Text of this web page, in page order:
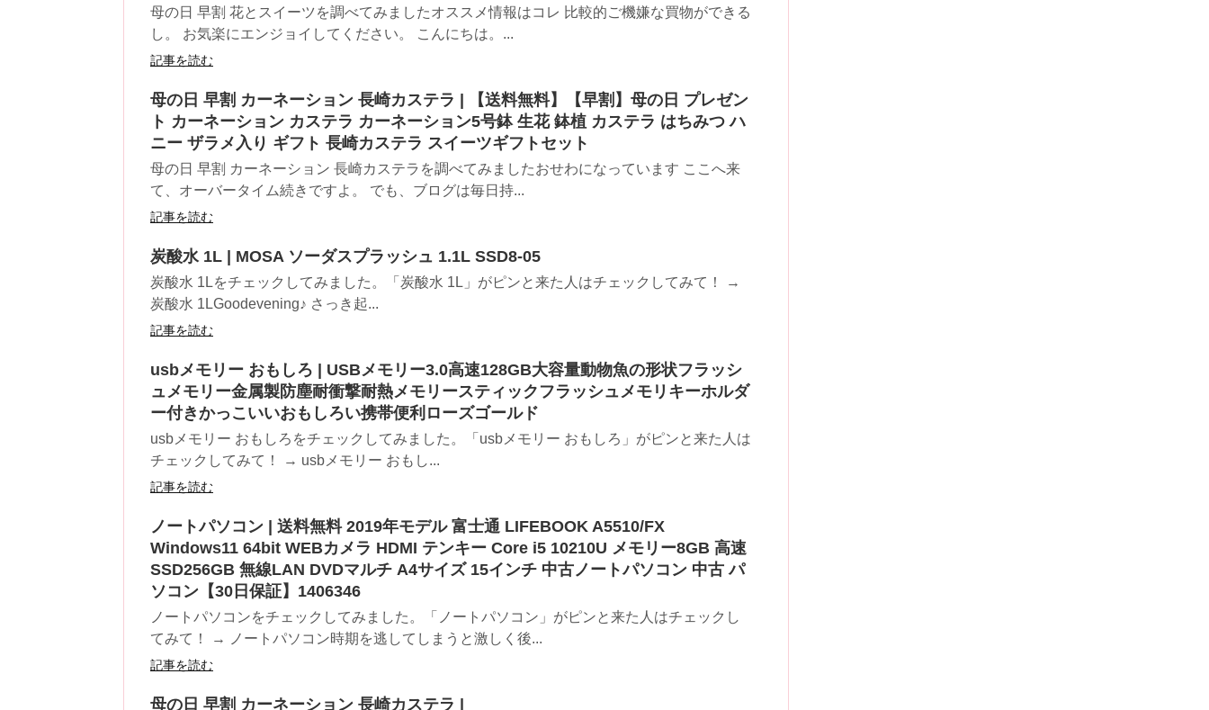
母の日 早割 花とスイーツを調べてみましたオススメ情報はコレ 比較的ご機嫌な買物ができる
し。 お気楽にエンジョイしてください。 こんにちは。...
記事を読む
母の日 早割 カーネーション 長崎カステラ | 【送料無料】【早割】母の日 プレゼン
ト カーネーション カステラ カーネーション5号鉢 生花 鉢植 カステラ はちみつ ハ
ニー ザラメ入り ギフト 長崎カステラ スイーツギフトセット
母の日 早割 カーネーション 長崎カステラを調べてみましたおせわになっています ここへ来
て、オーバータイム続きですよ。 でも、ブログは毎日持...
記事を読む
炭酸水 1L | MOSA ソーダスプラッシュ 1.1L SSD8-05
炭酸水 1Lをチェックしてみました。「炭酸水 1L」がピンと来た人はチェックしてみて！ →
炭酸水 1LGoodevening♪ さっき起...
記事を読む
usbメモリー おもしろ | USBメモリー3.0高速128GB大容量動物魚の形状フラッシ
ュメモリー金属製防塵耐衝撃耐熱メモリースティックフラッシュメモリキーホルダ
ー付きかっこいいおもしろい携帯便利ローズゴールド
usbメモリー おもしろをチェックしてみました。「usbメモリー おもしろ」がピンと来た人は
チェックしてみて！ → usbメモリー おもし...
記事を読む
ノートパソコン | 送料無料 2019年モデル 富士通 LIFEBOOK A5510/FX
Windows11 64bit WEBカメラ HDMI テンキー Core i5 10210U メモリー8GB 高速
SSD256GB 無線LAN DVDマルチ A4サイズ 15インチ 中古ノートパソコン 中古 パ
ソコン【30日保証】1406346
ノートパソコンをチェックしてみました。「ノートパソコン」がピンと来た人はチェックし
てみて！ → ノートパソコン時期を逃してしまうと激しく後...
記事を読む
母の日 早割 カーネーション 長崎カステラ |